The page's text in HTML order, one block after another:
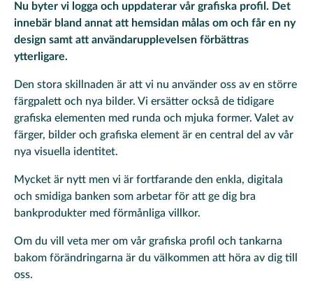
Nu byter vi logga och uppdaterar vår grafiska profil. Det
innebär bland annat att hemsidan målas om och får en ny
design samt att användarupplevelsen förbättras
ytterligare.
Den stora skillnaden är att vi nu använder oss av en större
färgpalett och nya bilder. Vi ersätter också de tidigare
grafiska elementen med runda och mjuka former. Valet av
färger, bilder och grafiska element är en central del av vår
nya visuella identitet.
Mycket är nytt men vi är fortfarande den enkla, digitala
och smidiga banken som arbetar för att ge dig bra
bankprodukter med förmånliga villkor.
Om du vill veta mer om vår grafiska profil och tankarna
bakom förändringarna är du välkommen att höra av dig till
oss.